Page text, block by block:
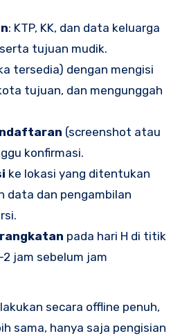
: KTP, KK, dan data keluarga
tujuan mudik.
tersedia) dengan mengisi
tujuan, dan mengunggah
(screenshot atau
konfirmasi.
ke lokasi yang ditentukan
data dan pengambilan
pada hari H di titik
jam sebelum jam
secara offline penuh,
sama, hanya saja pengisian